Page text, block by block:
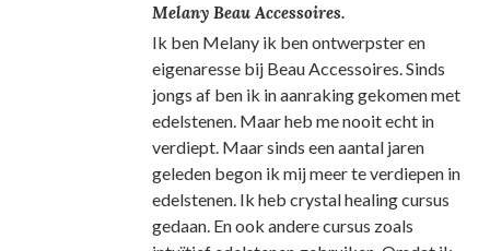
Melany Beau Accessoires.
Ik ben Melany ik ben ontwerpster en
eigenaresse bij Beau Accessoires. Sinds
jongs af ben ik in aanraking gekomen met
edelstenen. Maar heb me nooit echt in
verdiept. Maar sinds een aantal jaren
geleden begon ik mij meer te verdiepen in
edelstenen. Ik heb crystal healing cursus
gedaan. En ook andere cursus zoals